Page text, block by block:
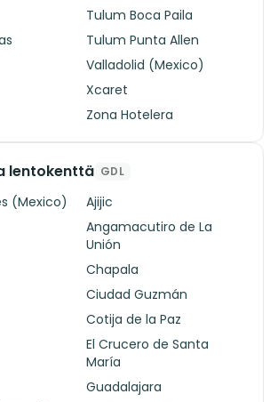
Tulum Boca Paila
Tulum Punta Allen
Valladolid (Mexico)
Xcaret
Zona Hotelera
lentokenttä GDL
(Mexico)
Ajijic
Angamacutiro de La
Unión
Chapala
Ciudad Guzmán
Cotija de la Paz
El Crucero de Santa
María
Guadalajara